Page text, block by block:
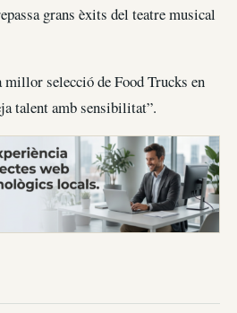
grans èxits del teatre musical
millor selecció de Food Trucks en
talent amb sensibilitat”.